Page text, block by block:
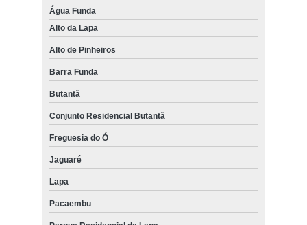
Água Funda
Alto da Lapa
Alto de Pinheiros
Barra Funda
Butantã
Conjunto Residencial Butantã
Freguesia do Ó
Jaguaré
Lapa
Pacaembu